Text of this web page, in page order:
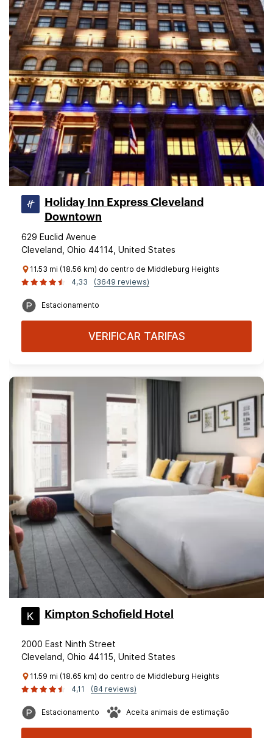
Holiday Inn Express Cleveland
Downtown
629 Euclid Avenue
Cleveland, Ohio 44114, United States
11.53 mi (18.56 km) do centro de Middleburg Heights
4,33
(3649 reviews)
Estacionamento
VERIFICAR TARIFAS
Kimpton Schofield Hotel
2000 East Ninth Street
Cleveland, Ohio 44115, United States
11.59 mi (18.65 km) do centro de Middleburg Heights
4,11
(84 reviews)
Estacionamento Aceita animais de estimação